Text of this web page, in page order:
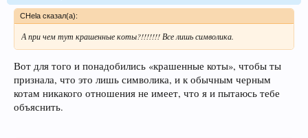
CHela сказал(а):
А при чем тут крашенные коты?!!!!!!! Все лишь символика.
Вот для того и понадобились «крашенные коты», чтобы ты
признала, что это лишь символика, и к обычным черным
котам никакого отношения не имеет, что я и пытаюсь тебе
объяснить.